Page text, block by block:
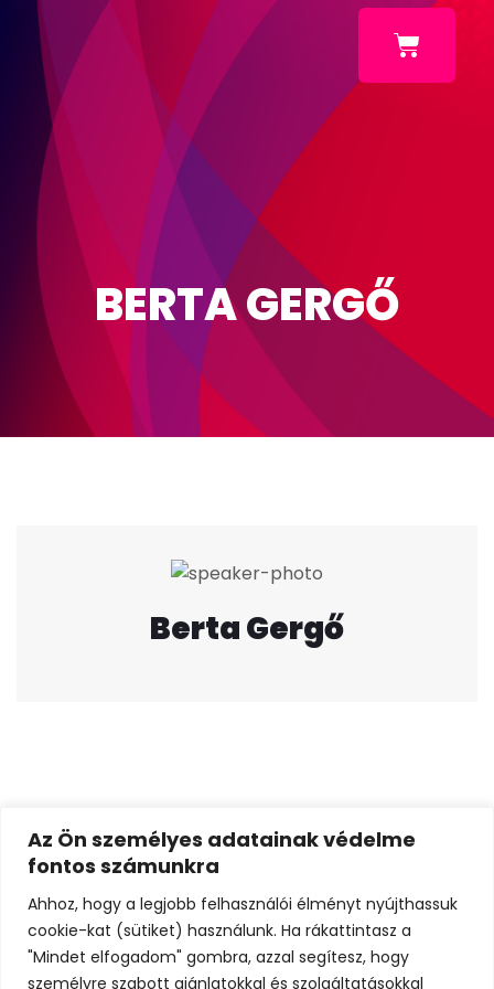
Az Ön személyes adatainak védelme
fontos számunkra
Ahhoz, hogy a legjobb felhasználói élményt nyújthassuk
cookie-kat (sütiket) használunk. Ha rákattintasz a
"Mindet elfogadom" gombra, azzal segítesz, hogy
személyre szabott ajánlatokkal és szolgáltatásokkal
BERTA GERGŐ
Berta Gergő
Kriston Gábor